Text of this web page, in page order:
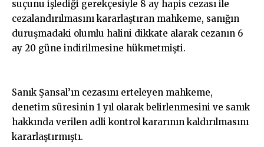
suçunu işlediği gerekçesiyle 8 ay hapis cezası ile
cezalandırılmasını kararlaştıran mahkeme, sanığın
duruşmadaki olumlu halini dikkate alarak cezanın 6
ay 20 güne indirilmesine hükmetmişti.
Sanık Şansal’ın cezasını erteleyen mahkeme,
denetim süresinin 1 yıl olarak belirlenmesini ve sanık
hakkında verilen adli kontrol kararının kaldırılmasını
kararlaştırmıştı.